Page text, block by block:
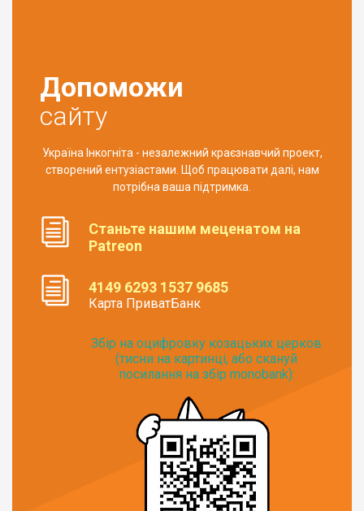
Допоможи
сайту
Україна Інкогніта - незалежний краєзнавчий проект,
створений ентузіастами. Щоб працювати далі, нам
потрібна ваша підтримка.
Станьте нашим меценатом на
Patreon
4149 6293 1537 9685
Карта ПриватБанк
Збір на оцифровку козацьких церков
(тисни на картинці, або скануй
посилання на збір monobank):